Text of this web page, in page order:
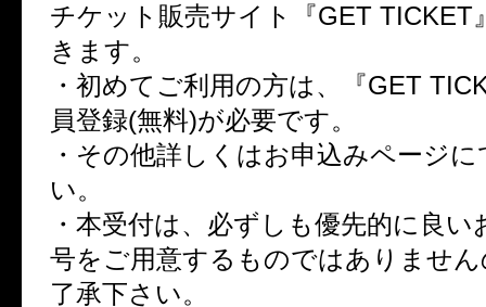
チケット販売サイト『GET TICKET
きます。
・初めてご利用の方は、『GET
員登録(無料)が必要です。
・その他詳しくはお申込みページ
い。
・本受付は、必ずしも優先的に良い
号をご用意するものではありませ
了承下さい。